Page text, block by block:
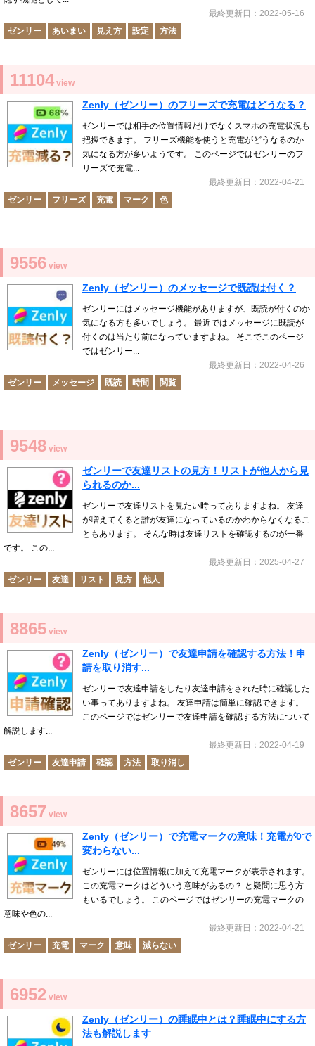
最終更新日：2022-05-16
ゼンリー
あいまい 見え方 設定 方法
11104 view
Zenly（ゼンリー）のフリーズで充電はどうなる？
ゼンリーでは相手の位置情報だけでなくスマホの充電状況も
把握できます。 フリーズ機能を使うと充電がどうなるのか
気になる方が多いようです。 このページではゼンリーのフ
リーズで充電...
最終更新日：2022-04-21
ゼンリー
フリーズ 充電 マーク 色
9556 view
Zenly（ゼンリー）のメッセージで既読は付く？
ゼンリーにはメッセージ機能がありますが、既読が付くのか
気になる方も多いでしょう。 最近ではメッセージに既読が
付くのは当たり前になっていますよね。 そこでこのページ
ではゼンリー...
最終更新日：2022-04-26
ゼンリー
メッセージ 既読 時間 閲覧
9548 view
ゼンリーで友達リストの見方！リストが他人から見
られるのか...
ゼンリーで友達リストを見たい時ってありますよね。 友達
が増えてくると誰が友達になっているのかわからなくなるこ
ともあります。 そんな時は友達リストを確認するのが一番
です。 この...
最終更新日：2025-04-27
ゼンリー
友達 リスト 見方 他人
8865 view
Zenly（ゼンリー）で友達申請を確認する方法！申
請を取り消す...
ゼンリーで友達申請をしたり友達申請をされた時に確認した
い事ってありますよね。 友達申請は簡単に確認できます。
このページではゼンリーで友達申請を確認する方法について
解説します...
最終更新日：2022-04-19
ゼンリー
友達申請 確認 方法 取り消し
8657 view
Zenly（ゼンリー）で充電マークの意味！充電が0で
変わらない...
ゼンリーには位置情報に加えて充電マークが表示されます。
この充電マークはどういう意味があるの？ と疑問に思う方
もいるでしょう。 このページではゼンリーの充電マークの
意味や色の...
最終更新日：2022-04-21
ゼンリー
充電 マーク 意味 減らない
6952 view
Zenly（ゼンリー）の睡眠中とは？睡眠中にする方
法も解説します